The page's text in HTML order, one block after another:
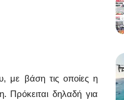
με βάση τις οποίες η
Πρόκειται δηλαδή για